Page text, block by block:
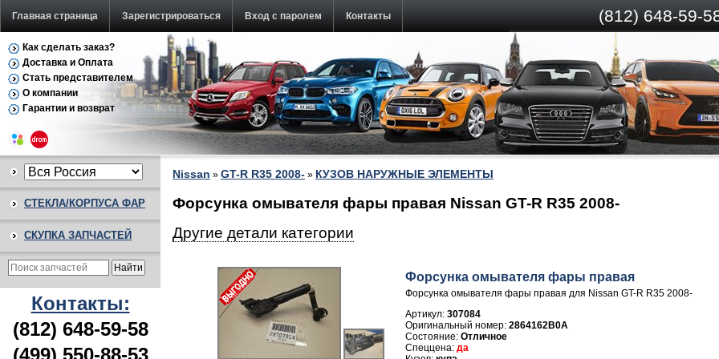
Главная страница Зарегистрироваться Вход с паролем Контакты (812) 648-59-
Как сделать заказ?
Доставка и Оплата
Стать представителем
О компании
Гарантии и возврат
СТЕКЛА/КОРПУСА ФАР
СКУПКА ЗАПЧАСТЕЙ
Контакты:
(812) 648-59-58
(499) 550-88-53
Nissan » GT-R R35 2008- » КУЗОВ НАРУЖНЫЕ ЭЛЕМЕНТЫ
Форсунка омывателя фары правая Nissan GT-R R35 2008-
Другие детали категории
Форсунка омывателя фары правая
Форсунка омывателя фары правая для Nissan GT-R R35 2008-
Артикул: 307084
2864162B0A
Отличное
да